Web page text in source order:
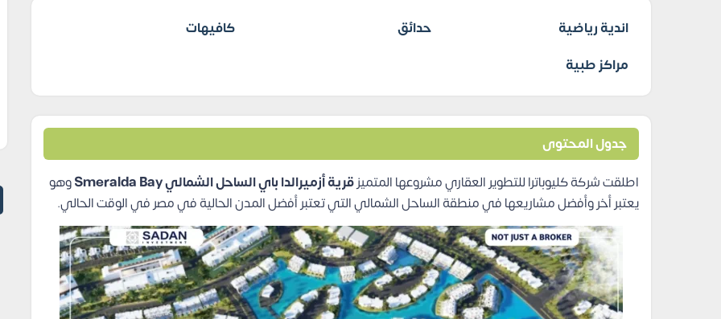
اندية رياضية حدائق
كافيهات
مراكز طبية
جدول المحتوى
اطلقت شركة كليوباترا للتطوير العقاري مشروعها المتميزقرية أزميرالدا باي الساحل الشمالي Smeralda Bay
وهو
يعتبر أخر وأفضل مشاريعها في منطقة الساحل الشمالي التي تعتبر أفضل المدن الحالية في مصر في الوقت الحالي.